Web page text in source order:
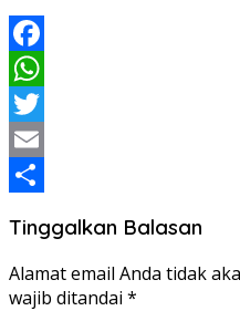
Facebook
WhatsApp
Twitter
Email
Tinggalkan Balasan
Alamat email Anda tidak
wajib ditandai *